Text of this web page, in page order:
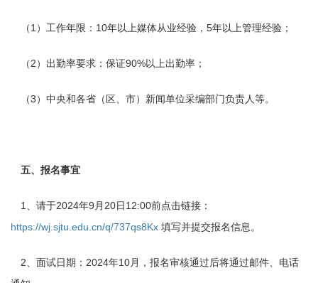
（1）工作年限：10年以上媒体从业经验，5年以上管理经验；
（2）出勤率要求：保证90%以上出勤率；
（3）中央和各省（区、市）新闻单位采编部门负责人等。
五、报名事宜
1、请于2024年9月20日12:00前点击链接：
https://wj.sjtu.edu.cn/q/737qs8Kx 填写并提交报名信息。
2、面试日期：2024年10月，报名审核通过后将通过邮件、电话